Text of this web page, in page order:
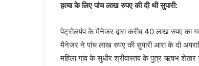
हत्या के लिए पांच लाख रुपए की दी थी सुपारी:
पेट्राेलपंप के मैनेजर द्वारा करीब 40 लाख रुपए का
मैनेजर ने पांच लाख रुपए की सुपारी आरा के दाे
महिला गांव के सुधीर श्रीवास्तव के पुत्र ऋषभ